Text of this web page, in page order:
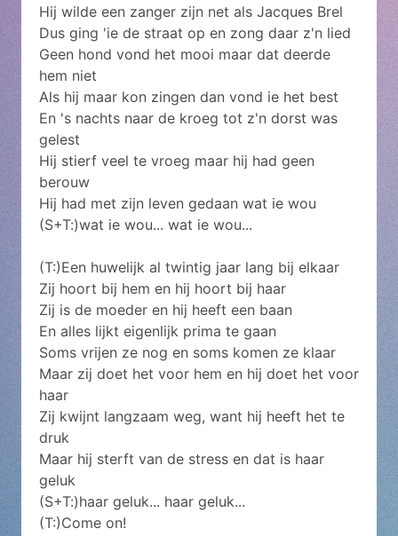
Hij wilde een zanger zijn net als Jacques Brel
Dus ging 'ie de straat op en zong daar z'n lied
Geen hond vond het mooi maar dat deerde
hem niet
Als hij maar kon zingen dan vond ie het best
En 's nachts naar de kroeg tot z'n dorst was
gelest
Hij stierf veel te vroeg maar hij had geen
berouw
Hij had met zijn leven gedaan wat ie wou
(S+T:)wat ie wou... wat ie wou...
(T:)Een huwelijk al twintig jaar lang bij elkaar
Zij hoort bij hem en hij hoort bij haar
Zij is de moeder en hij heeft een baan
En alles lijkt eigenlijk prima te gaan
Soms vrijen ze nog en soms komen ze klaar
Maar zij doet het voor hem en hij doet het voor
haar
Zij kwijnt langzaam weg, want hij heeft het te
druk
Maar hij sterft van de stress en dat is haar
geluk
(S+T:)haar geluk... haar geluk...
(T:)Come on!